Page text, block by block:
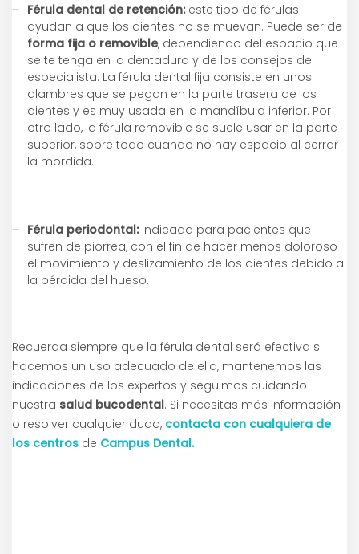
Férula dental de retención: este tipo de férulas
ayudan a que los dientes no se muevan. Puede ser de
forma fija o removible, dependiendo del espacio que
se te tenga en la dentadura y de los consejos del
especialista. La férula dental fija consiste en unos
alambres que se pegan en la parte trasera de los
dientes y es muy usada en la mandíbula inferior. Por
otro lado, la férula removible se suele usar en la parte
superior, sobre todo cuando no hay espacio al cerrar
la mordida.
Férula periodontal: indicada para pacientes que
sufren de piorrea, con el fin de hacer menos doloroso
el movimiento y deslizamiento de los dientes debido a
la pérdida del hueso.
Recuerda siempre que la férula dental será efectiva si
hacemos un uso adecuado de ella, mantenemos las
indicaciones de los expertos y seguimos cuidando
nuestra salud bucodental. Si necesitas más información
o resolver cualquier duda, contacta con cualquiera de
los centros de Campus Dental.